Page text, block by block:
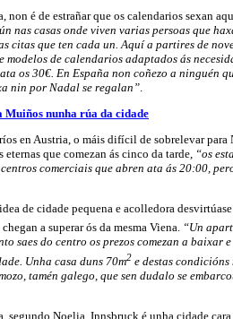
non é de estrañar que os calendarios sexan
nas casas onde viven varias persoas que
citas que ten cada un. Aquí a partires de
modelos de calendarios adaptados ás
os 30€. En España non coñezo a ninguén
nin por Nadal se regalan”
en Austria, o máis difícil de sobrelevar para
que comezan ás cinco da tarde, “os
comerciais que abren ata ás 20:00,
de cidade pequena e acolledora
a superar ós da mesma Viena. “Un
saes do centro os prezos comezan a baixar
Unha casa duns 70m2 e destas
tamén galego, que sen dudalo se
segundo Noelia, Innsbruck é unha cidade